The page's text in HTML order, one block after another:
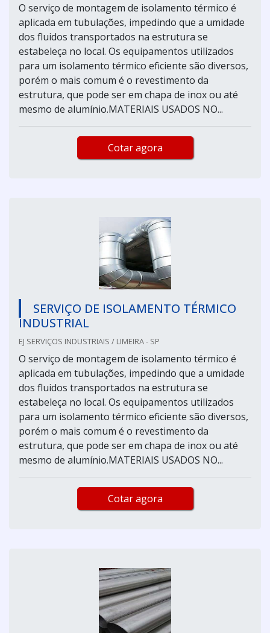
O serviço de montagem de isolamento térmico é
aplicada em tubulações, impedindo que a umidade
dos fluidos transportados na estrutura se
estabeleça no local. Os equipamentos utilizados
para um isolamento térmico eficiente são diversos,
porém o mais comum é o revestimento da
estrutura, que pode ser em chapa de inox ou até
mesmo de alumínio.MATERIAIS USADOS NO...
Cotar agora
SERVIÇO DE ISOLAMENTO TÉRMICO
INDUSTRIAL
EJ SERVIÇOS INDUSTRIAIS / LIMEIRA - SP
O serviço de montagem de isolamento térmico é
aplicada em tubulações, impedindo que a umidade
dos fluidos transportados na estrutura se
estabeleça no local. Os equipamentos utilizados
para um isolamento térmico eficiente são diversos,
porém o mais comum é o revestimento da
estrutura, que pode ser em chapa de inox ou até
mesmo de alumínio.MATERIAIS USADOS NO...
Cotar agora